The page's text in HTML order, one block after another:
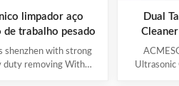
limpador aço
trabalho pesado
shenzhen with strong
duty removing With
Dual
Ultrasonic